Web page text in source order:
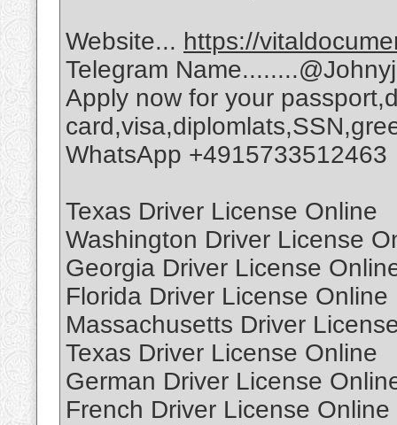
Website... https://
Telegram
Apply now for your
WhatsApp +4915733512463
Texas Driver License Online
Washington Driver License
Georgia Driver License
Florida Driver License Online
Massachusetts Driver
Texas Driver License Online
German Driver License
French Driver License Online